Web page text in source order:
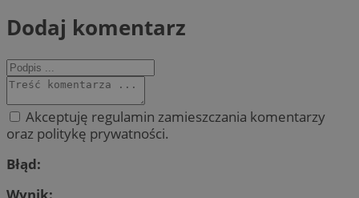
Dodaj komentarz
Akceptuję regulamin zamieszczania komentarzy
oraz politykę prywatności.
Błąd: